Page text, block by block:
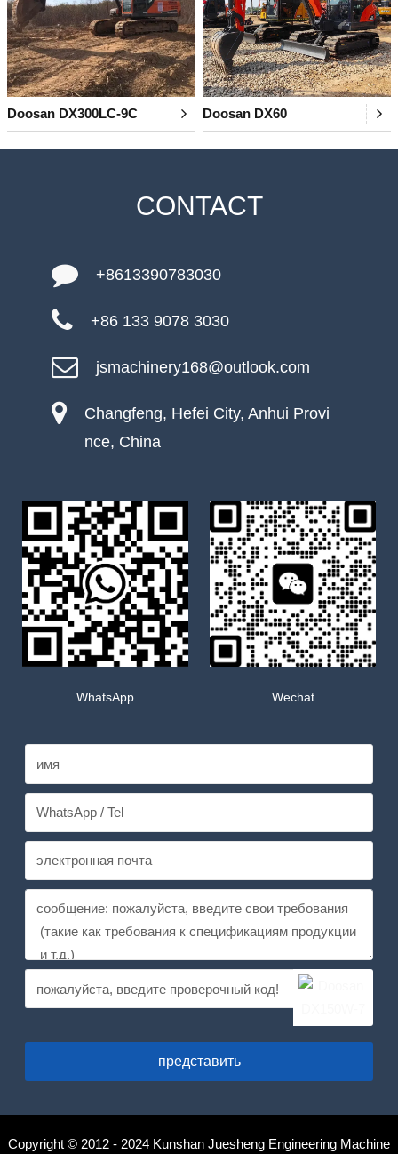
Doosan DX300LC-9C Doosan DX60
CONTACT
+8613390783030
+86 133 9078 3030
jsmachinery168@outlook.com
Changfeng, Hefei City, Anhui Provi
nce, China
WhatsApp Wechat
представить
Copyright © 2012 - 2024 Kunshan Juesheng Engineering Machine